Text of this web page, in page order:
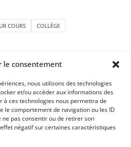
le consentement
nous utilisons des technologies
et/ou accéder aux informations des
à ces technologies nous permettra de
le comportement de navigation ou les ID
ne pas consentir ou de retirer son
négatif sur certaines caractéristiques
COURS COLLÈGE
APHG
d'histoire et géographie
0(1) 42 33 62 37